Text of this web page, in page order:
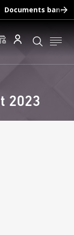
Documents
2023